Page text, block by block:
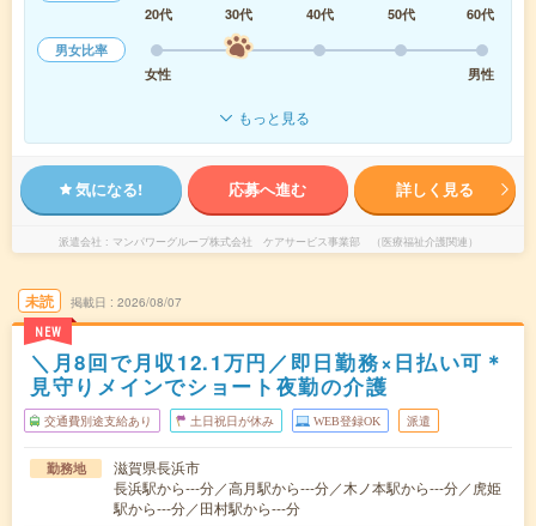
20代
30代 40代 50代
60代
男女比率
女性
男性
もっと見る
気になる! 応募へ進む 詳しく見る
派遣会社 マンパワーグループ株式会社 ケアサービス事業部 （医療福祉介護関連）
未読
NEW
掲載日 2026/08/07
＼月8回で月収12.1万円／即日勤務×日払い可＊
見守りメインでショート夜勤の介護
交通費別途支給あり 土日祝日が休み WEB登録OK 派遣
勤務地
滋賀県長浜市
長浜駅から---分／高月駅から---分／木ノ本駅から---分／虎姫
駅から---分／田村駅から---分